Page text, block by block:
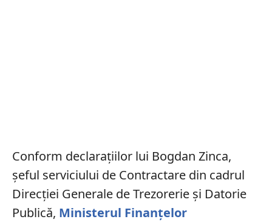
Conform declarațiilor lui Bogdan Zinca,
șeful serviciului de Contractare din cadrul
Direcției Generale de Trezorerie și Datorie
Publică, Ministerul Finanțelor